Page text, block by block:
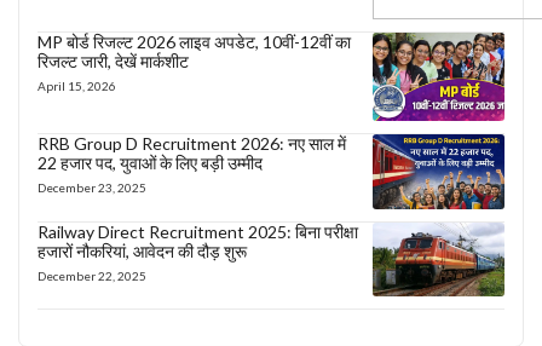
MP बोर्ड रिजल्ट 2026 लाइव अपडेट, 10वीं-12वीं का
रिजल्ट जारी, देखें मार्कशीट
April 15, 2026
RRB Group D Recruitment 2026: नए साल में
22 हजार पद, युवाओं के लिए बड़ी उम्मीद
December 23, 2025
Railway Direct Recruitment 2025: बिना परीक्षा
हजारों नौकरियां, आवेदन की दौड़ शुरू
December 22, 2025